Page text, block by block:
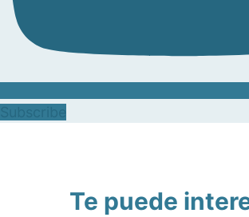
Te puede